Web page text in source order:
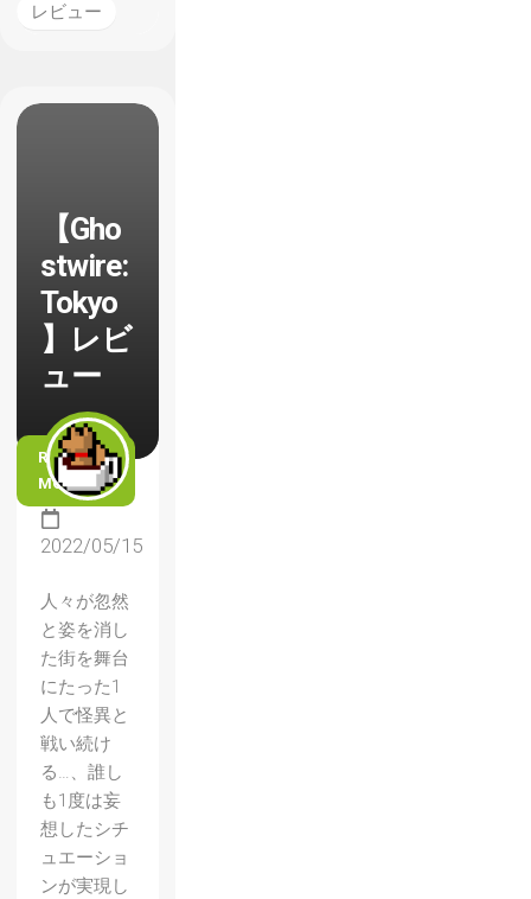
レビュー
【Gho
stwire:
Tokyo
】レビ
ュー
READ
MORE
2022/05/15
人々が忽然
と姿を消し
た街を舞台
にたった1
人で怪異と
戦い続け
る…、誰し
も1度は妄
想したシチ
ュエーショ
ンが実現し